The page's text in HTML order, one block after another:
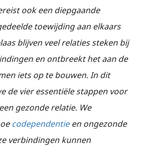
ook een diepgaande
toewijding aan elkaars
blijven veel relaties steken bij
en ontbreekt het aan de
iets op te bouwen. In dit
de vier essentiële stappen voor
gezonde relatie. We
codependentieen ongezonde
verbindingen kunnen